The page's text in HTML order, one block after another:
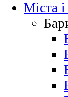
Міста і